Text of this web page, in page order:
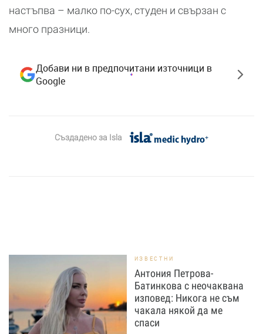
настъпва – малко по-сух, студен и свързан с
много празници.
Добави ни в предпочитани източници в
Google
Създадено за Isla
ИЗВЕСТНИ
Антония Петрова-
Батинкова с неочаквана
изповед: Никога не съм
чакала някой да ме
спаси